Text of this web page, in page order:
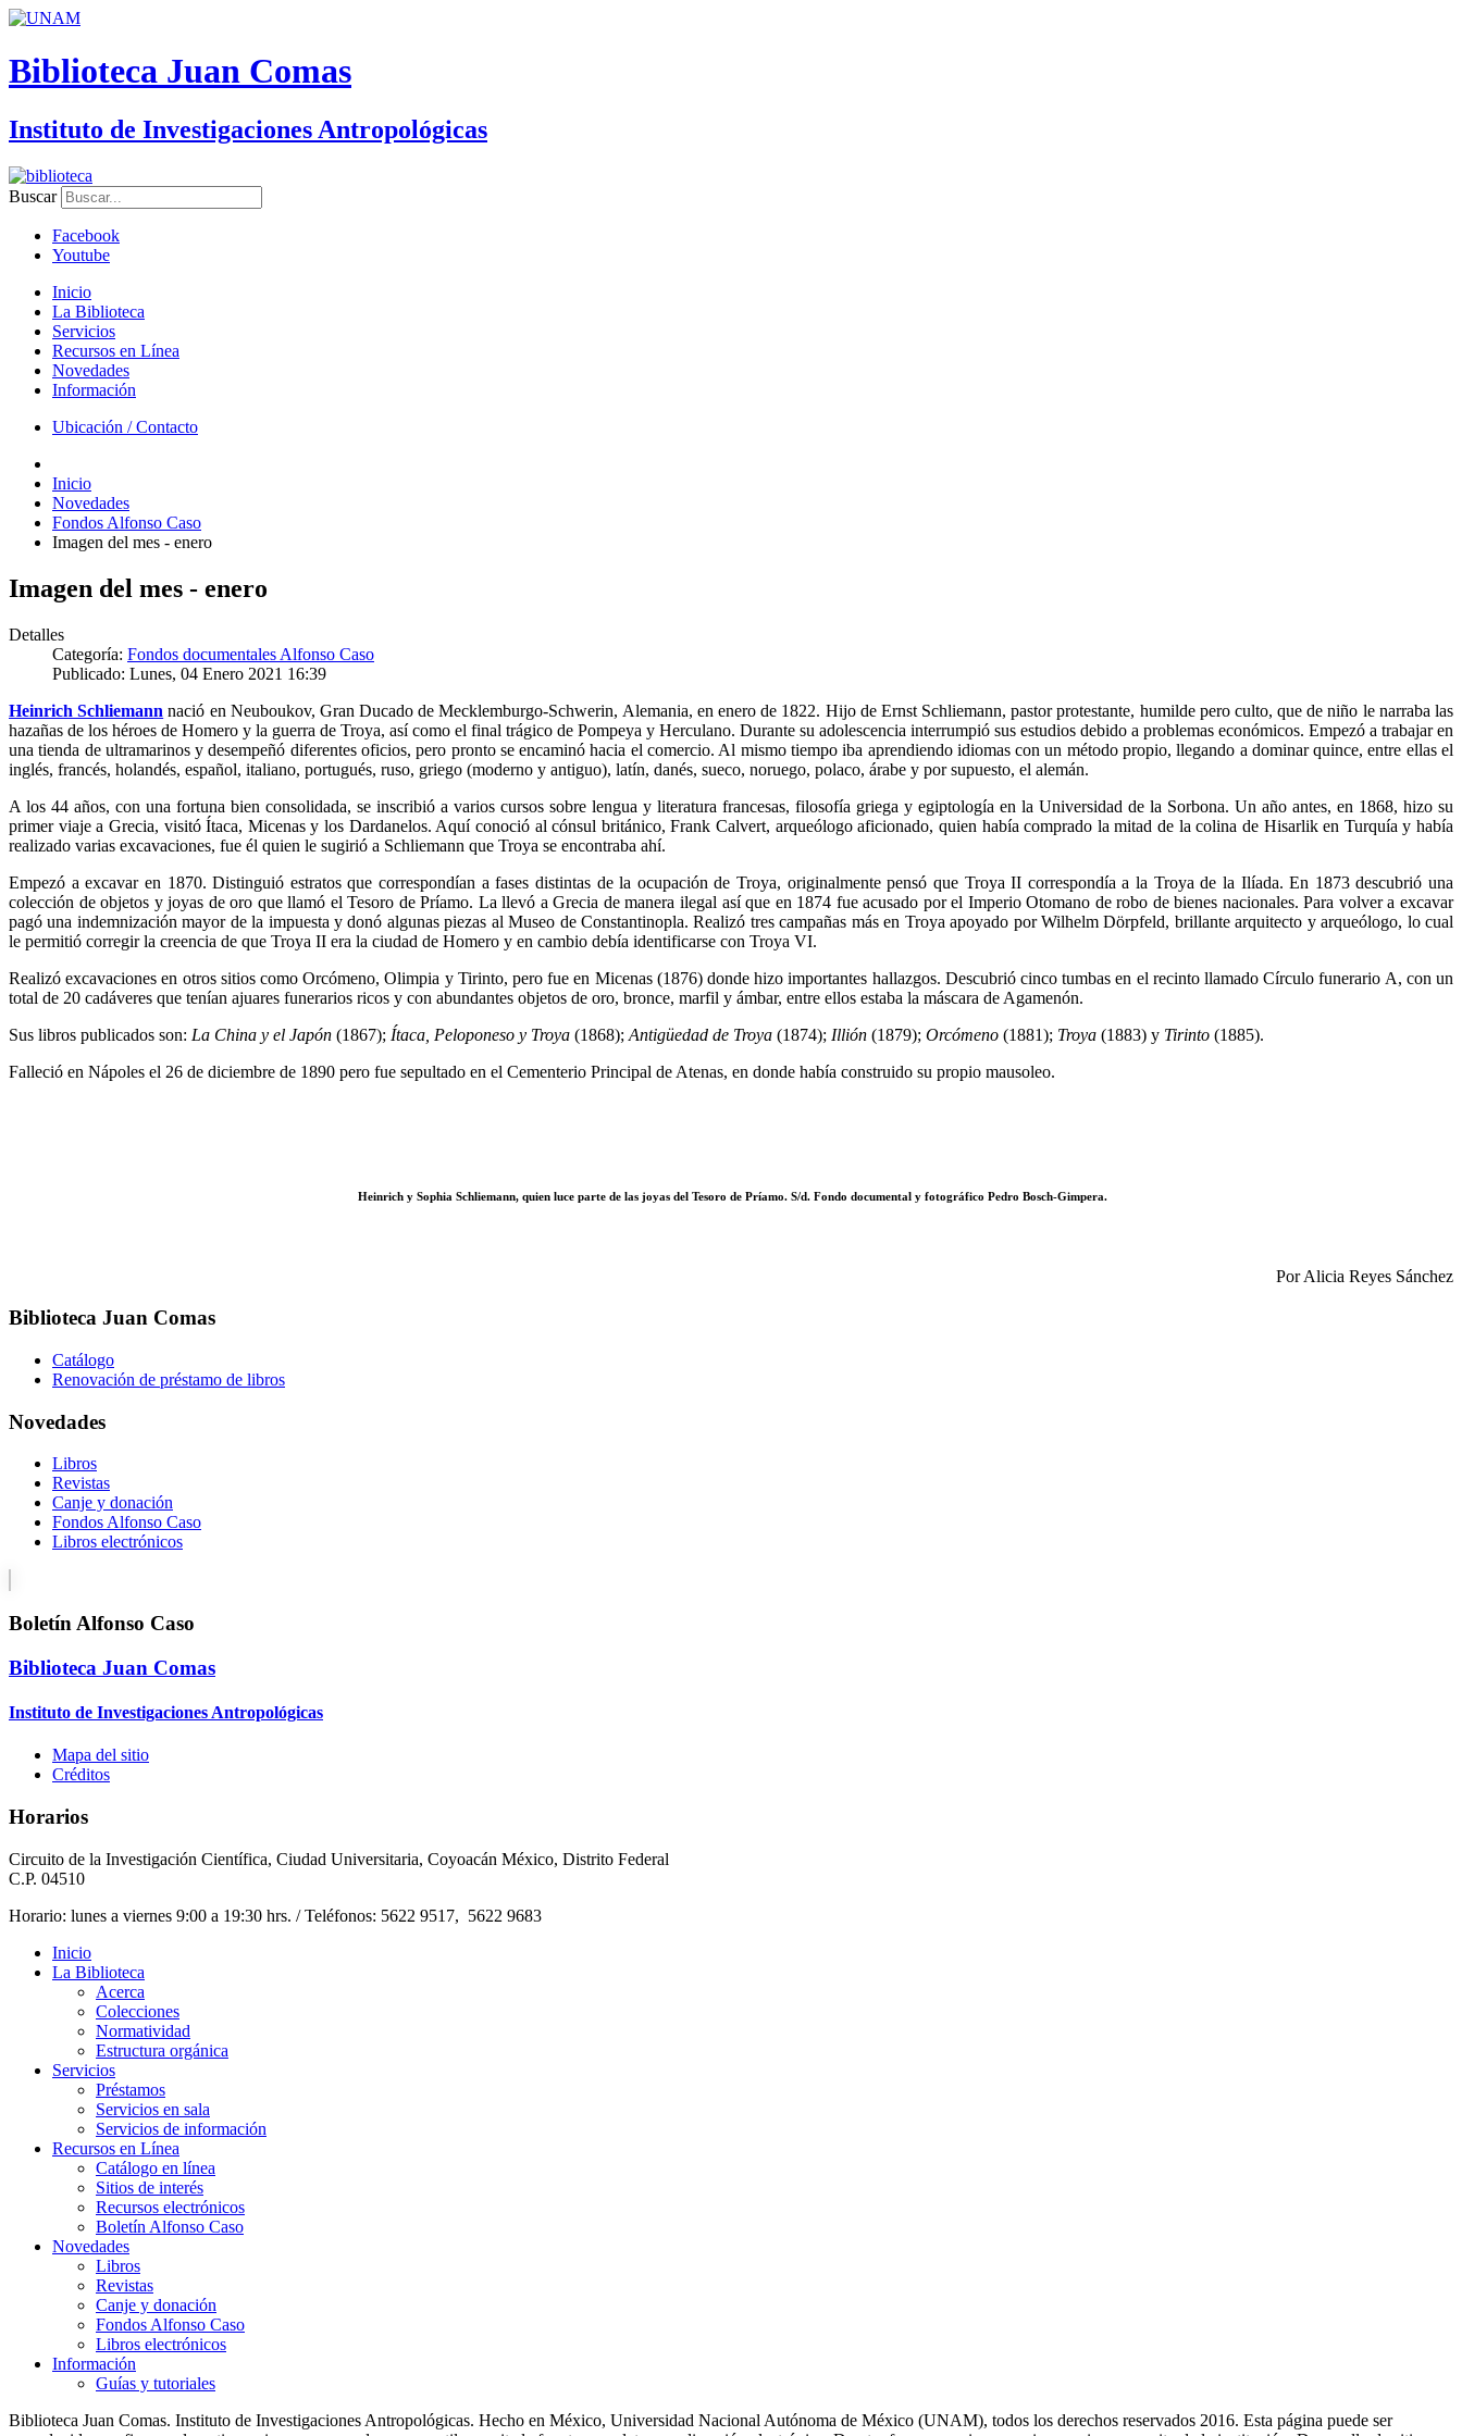
Biblioteca Juan Comas
Instituto de Investigaciones Antropológicas
Buscar
Facebook
Youtube
Inicio
La Biblioteca
Servicios
Recursos en Línea
Novedades
Información
Ubicación / Contacto
Inicio
Novedades
Fondos Alfonso Caso
Imagen del mes - enero
Imagen del mes - enero
Detalles
Categoría: Fondos documentales Alfonso Caso
Publicado: Lunes, 04 Enero 2021 16:39
Heinrich Schliemann nació en Neuboukov, Gran Ducado de Mecklemburgo-Schwerin, Alemania, en enero de 1822. Hijo de Ernst Schliemann, pastor protestante, humilde pero culto, que de niño le narraba las
hazañas de los héroes de Homero y la guerra de Troya, así como el final trágico de Pompeya y Herculano. Durante su adolescencia interrumpió sus estudios debido a problemas económicos. Empezó a trabajar en
una tienda de ultramarinos y desempeñó diferentes oficios, pero pronto se encaminó hacia el comercio. Al mismo tiempo iba aprendiendo idiomas con un método propio, llegando a dominar quince, entre ellas el
inglés, francés, holandés, español, italiano, portugués, ruso, griego (moderno y antiguo), latín, danés, sueco, noruego, polaco, árabe y por supuesto, el alemán.
A los 44 años, con una fortuna bien consolidada, se inscribió a varios cursos sobre lengua y literatura francesas, filosofía griega y egiptología en la Universidad de la Sorbona. Un año antes, en 1868, hizo su
primer viaje a Grecia, visitó Ítaca, Micenas y los Dardanelos. Aquí conoció al cónsul británico, Frank Calvert, arqueólogo aficionado, quien había comprado la mitad de la colina de Hisarlik en Turquía y había
realizado varias excavaciones, fue él quien le sugirió a Schliemann que Troya se encontraba ahí.
Empezó a excavar en 1870. Distinguió estratos que correspondían a fases distintas de la ocupación de Troya, originalmente pensó que Troya II correspondía a la Troya de la Ilíada. En 1873 descubrió una
colección de objetos y joyas de oro que llamó el Tesoro de Príamo. La llevó a Grecia de manera ilegal así que en 1874 fue acusado por el Imperio Otomano de robo de bienes nacionales. Para volver a excavar
pagó una indemnización mayor de la impuesta y donó algunas piezas al Museo de Constantinopla. Realizó tres campañas más en Troya apoyado por Wilhelm Dörpfeld, brillante arquitecto y arqueólogo, lo cual
le permitió corregir la creencia de que Troya II era la ciudad de Homero y en cambio debía identificarse con Troya VI.
Realizó excavaciones en otros sitios como Orcómeno, Olimpia y Tirinto, pero fue en Micenas (1876) donde hizo importantes hallazgos. Descubrió cinco tumbas en el recinto llamado Círculo funerario A, con un
total de 20 cadáveres que tenían ajuares funerarios ricos y con abundantes objetos de oro, bronce, marfil y ámbar, entre ellos estaba la máscara de Agamenón.
Sus libros publicados son: La China y el Japón (1867); Ítaca, Peloponeso y Troya (1868); Antigüedad de Troya (1874); Illión (1879); Orcómeno (1881); Troya (1883) y Tirinto (1885).
Falleció en Nápoles el 26 de diciembre de 1890 pero fue sepultado en el Cementerio Principal de Atenas, en donde había construido su propio mausoleo.
Heinrich y Sophia Schliemann, quien luce parte de las joyas del Tesoro de Príamo. S/d. Fondo documental y fotográfico Pedro Bosch-Gimpera.
Por Alicia Reyes Sánchez
Biblioteca Juan Comas
Catálogo
Renovación de préstamo de libros
Novedades
Libros
Revistas
Canje y donación
Fondos Alfonso Caso
Libros electrónicos
Boletín Alfonso Caso
Biblioteca Juan Comas
Instituto de Investigaciones Antropológicas
Mapa del sitio
Créditos
Horarios
Circuito de la Investigación Científica, Ciudad Universitaria, Coyoacán México, Distrito Federal
C.P. 04510
Horario: lunes a viernes 9:00 a 19:30 hrs. / Teléfonos: 5622 9517, 5622 9683
Inicio
La Biblioteca
Acerca
Colecciones
Normatividad
Estructura orgánica
Servicios
Préstamos
Servicios en sala
Servicios de información
Recursos en Línea
Catálogo en línea
Sitios de interés
Recursos electrónicos
Boletín Alfonso Caso
Novedades
Libros
Revistas
Canje y donación
Fondos Alfonso Caso
Libros electrónicos
Información
Guías y tutoriales
Biblioteca Juan Comas. Instituto de Investigaciones Antropológicas. Hecho en México, Universidad Nacional Autónoma de México (UNAM), todos los derechos reservados 2016. Esta página puede ser